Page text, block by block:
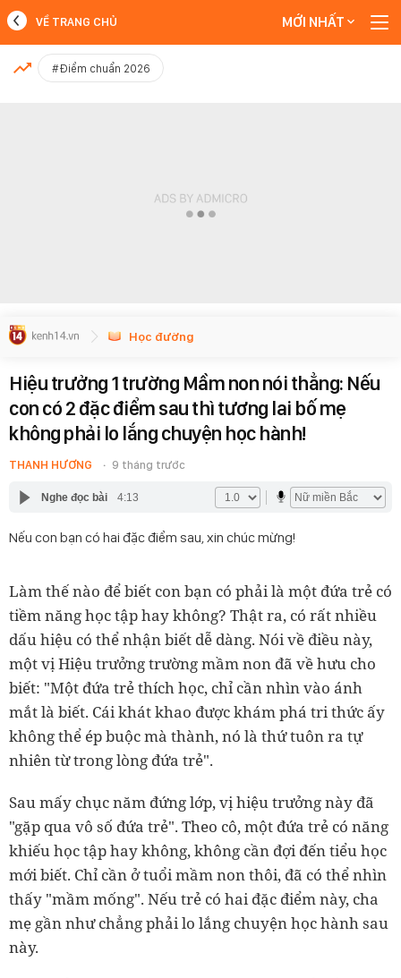
MỚI NHẤT
VỀ TRANG CHỦ MỚI NHẤT
#Điểm chuẩn 2026
Học đường
Hiệu trưởng 1 trường Mầm non nói thẳng: Nếu
con có 2 đặc điểm sau thì tương lai bố mẹ
không phải lo lắng chuyện học hành!
THANH HƯƠNG 9 tháng trước
Nghe đọc bài 4:13
Nếu con bạn có hai đặc điểm sau, xin chúc mừng!
Làm thế nào để biết con bạn có phải là một đứa trẻ có
tiềm năng học tập hay không? Thật ra, có rất nhiều
dấu hiệu có thể nhận biết dễ dàng. Nói về điều này,
một vị Hiệu trưởng trường mầm non đã về hưu cho
biết: "Một đứa trẻ thích học, chỉ cần nhìn vào ánh
mắt là biết. Cái khát khao được khám phá tri thức ấy
không thể ép buộc mà thành, nó là thứ tuôn ra tự
nhiên từ trong lòng đứa trẻ".
Sau mấy chục năm đứng lớp, vị hiệu trưởng này đã
"gặp qua vô số đứa trẻ". Theo cô, một đứa trẻ có năng
khiếu học tập hay không, không cần đợi đến tiểu học
mới biết. Chỉ cần ở tuổi mầm non thôi, đã có thể nhìn
thấy "mầm mống". Nếu trẻ có hai đặc điểm này, cha
mẹ gần như chẳng phải lo lắng chuyện học hành sau
này.